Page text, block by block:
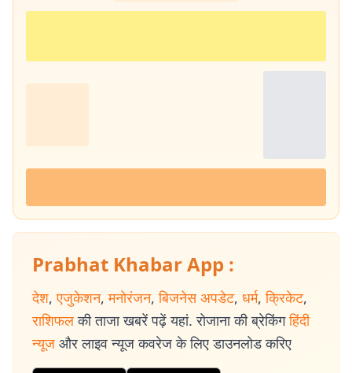
Prabhat Khabar App :
देश, एजुकेशन, मनोरंजन, बिजनेस अपडेट, धर्म, क्रिकेट,
राशिफल की ताजा खबरें पढ़ें यहां. रोजाना की ब्रेकिंग हिंदी
न्यूज और लाइव न्यूज कवरेज के लिए डाउनलोड करिए